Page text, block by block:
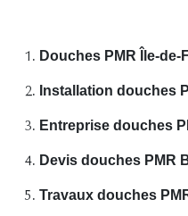
Douches PMR Île-de-
Installation douches
Entreprise douches
Devis douches PMR
Travaux douches